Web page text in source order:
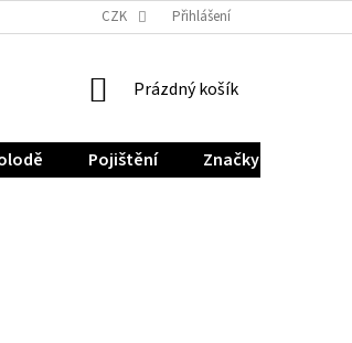
CZK Přihlášení
NÁKUPNÍ
Prázdný košík
Pojištění Značky